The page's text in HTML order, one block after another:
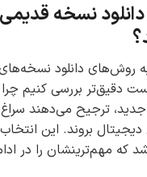
دانلود نسخه
روش‌های دانلود
دقیق‌تر بررسی کنیم چرا
ترجیح می‌دهند
بروند. این
که مهم‌ترینشان را در